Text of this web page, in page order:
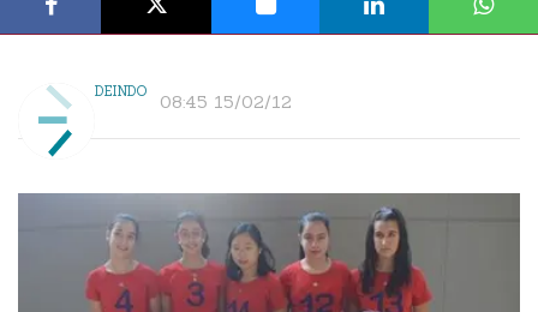
DEINDO 08:45 15/02/12